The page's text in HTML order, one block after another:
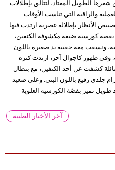
الطويل المعتاد، لتتألق بإطلالات
والراقية التي تناسب الأوقات
الأنظار بإطلالة عصرية ارتدت فيها
كورسيه ضيقة مكشوفة الكتفين،
ونسقت معه حقيبة يد صغيرة باللون
وفي ظهور كاجوال آخر، ارتدت كنزة
كشفت عن أحد الكتفين، مع بنطال
جلدي رفيع باللون البني. وعلى صعيد
طويل تميز بقصّة الكورسيه العلوية
آخر الأخبار الطبية